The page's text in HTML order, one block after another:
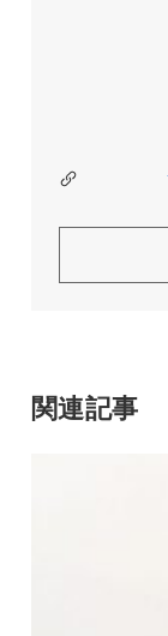
関連記事